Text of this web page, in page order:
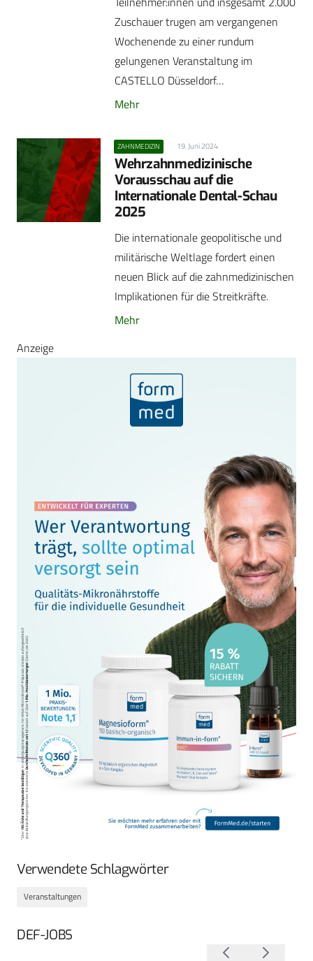
Zuschauer trugen am vergangenen
Wochenende zu einer rundum
gelungenen Veranstaltung im
CASTELLO Düsseldorf…
Mehr
ZAHNMEDIZIN 19. Juni 2024
Wehrzahnmedizinische
Vorausschau auf die
Internationale Dental-Schau
2025
Die internationale geopolitische und
militärische Weltlage fordert einen
neuen Blick auf die zahnmedizinischen
Implikationen für die Streitkräfte.
Mehr
Anzeige
Verwendete Schlagwörter
Veranstaltungen
DEF-JOBS